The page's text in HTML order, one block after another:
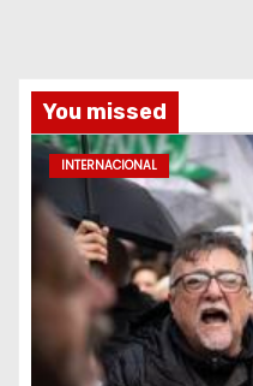
You missed
INTERNACIONAL